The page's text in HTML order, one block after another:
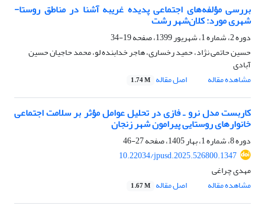
بررسی مؤلفه‌های اجتماعی پدیده غریبه آشنا در مناطق روستا-
شهری مورد: کلان‌شهر رشت
دوره 2، شماره 1، شهریور 1399، صفحه
19-34
حسین حاتمی نژاد، حمید رخساری، هاجر خدابنده لو، محمد حاجیان حسین
آبادی
مشاهده مقاله
اصل مقاله 1.74 M
کاربست مدل نرو ـ فازی در تحلیل عوامل مؤثر بر سلامت اجتماعی
خانوارهای روستایی پیرامون شهر زنجان
دوره 8، شماره 1، بهار 1405، صفحه
27-46
10.22034/jpusd.2025.526800.1347
مهدی چراغی
مشاهده مقاله
اصل مقاله 1.67 M